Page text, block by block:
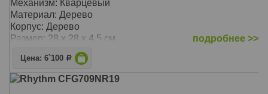
Механизм: Кварцевый
Материал: Дерево
Корпус: Дерево
Размер: 28 х 28 х 4,5 см
подробнее >>
Цена: 6`100 Р
Rhythm CFG709NR19